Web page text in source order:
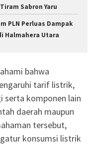
Sabron Yaru
PLN Perluas Dampak
Halmahera Utara
bahwa
tarif listrik,
serta komponen lain
daerah maupun
tersebut,
konsumsi listrik